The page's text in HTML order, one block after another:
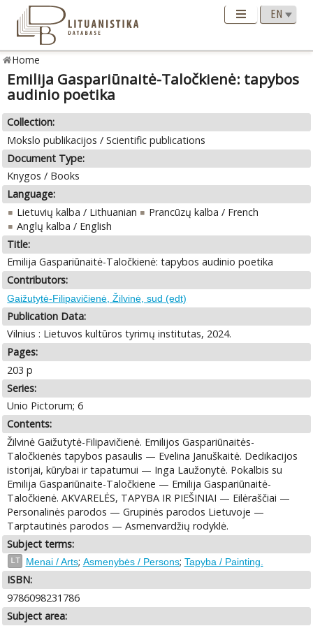
Home
Emilija Gaspariūnaitė-Taločkienė: tapybos
audinio poetika
Collection:
Mokslo publikacijos / Scientific publications
Document Type:
Knygos / Books
Language:
Lietuvių kalba / Lithuanian
Prancūzų kalba / French
Anglų kalba / English
Title:
Emilija Gaspariūnaitė-Taločkienė: tapybos audinio poetika
Contributors:
Gaižutytė-Filipavičienė, Žilvinė, sud (edt)
Publication Data:
Vilnius : Lietuvos kultūros tyrimų institutas, 2024.
Pages:
203 p
Series:
Unio Pictorum; 6
Contents:
Žilvinė Gaižutytė-Filipavičienė. Emilijos Gaspariūnaitės-
Taločkienės tapybos pasaulis — Evelina Januškaitė. Dedikacijos
istorijai, kūrybai ir tapatumui — Inga Laužonytė. Pokalbis su
Emilija Gaspariūnaite-Taločkiene — Emilija Gaspariūnaitė-
Taločkienė. AKVARELĖS, TAPYBA IR PIEŠINIAI — Eilėraščiai —
Personalinės parodos — Grupinės parodos Lietuvoje —
Tarptautinės parodos — Asmenvardžių rodyklė.
Subject terms:
LT Menai / Arts; Asmenybės / Persons; Tapyba / Painting.
ISBN:
9786098231786
Subject area: